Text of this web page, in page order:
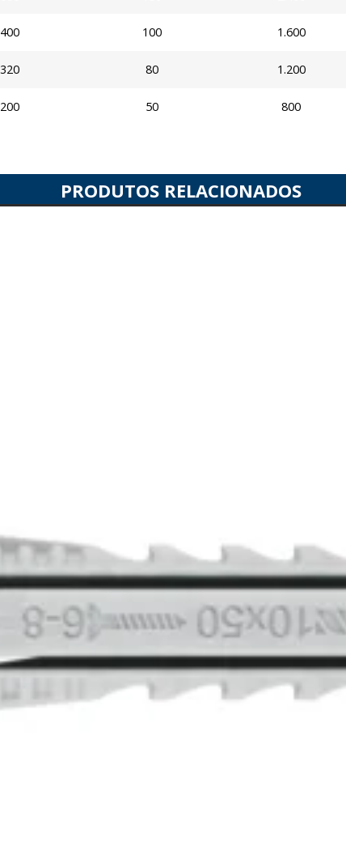
400 100 1.600
320 80 1.200
200 50 800
PRODUTOS RELACIONADOS